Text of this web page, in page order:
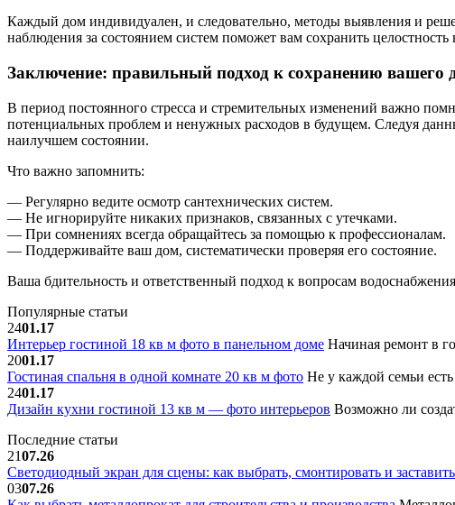
Каждый дом индивидуален, и следовательно, методы выявления и
наблюдения за состоянием систем поможет вам сохранить
Заключение: правильный подход к сохранению вашего
В период постоянного стресса и стремительных изменений важно
потенциальных проблем и ненужных расходов в будущем. Следуя
наилучшем состоянии.
Что важно запомнить:
— Регулярно ведите осмотр сантехнических систем.
— Не игнорируйте никаких признаков, связанных с утечками.
— При сомнениях всегда обращайтесь за помощью к профессионалам.
— Поддерживайте ваш дом, систематически проверяя его состояние.
Ваша бдительность и ответственный подход к вопросам
Популярные статьи
2401.17
Интерьер гостиной 18 кв м фото в панельном доме Начиная ремонт в
2001.17
Гостиная спальня в одной комнате 20 кв м фото Не у каждой семьи
2401.17
Дизайн кухни гостиной 13 кв м — фото интерьеров Возможно ли
Последние статьи
2107.26
Светодиодный экран для сцены: как выбрать, смонтировать и
0307.26